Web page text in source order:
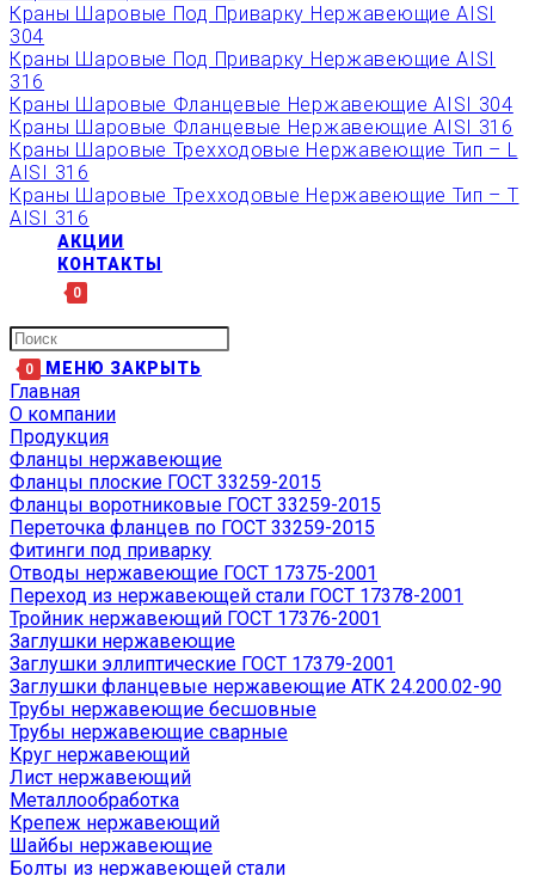
Краны Шаровые Под Приварку Нержавеющие AISI
304
Краны Шаровые Под Приварку Нержавеющие AISI
316
Краны Шаровые Фланцевые Нержавеющие AISI 304
Краны Шаровые Фланцевые Нержавеющие AISI 316
Краны Шаровые Трехходовые Нержавеющие Тип – L
AISI 316
Краны Шаровые Трехходовые Нержавеющие Тип – T
AISI 316
АКЦИИ
КОНТАКТЫ
0
Искать:
0 МЕНЮ ЗАКРЫТЬ
Главная
О компании
Продукция
Фланцы нержавеющие
Фланцы плоские ГОСТ 33259-2015
Фланцы воротниковые ГОСТ 33259-2015
Переточка фланцев по ГОСТ 33259-2015
Фитинги под приварку
Отводы нержавеющие ГОСТ 17375-2001
Переход из нержавеющей стали ГОСТ 17378-2001
Тройник нержавеющий ГОСТ 17376-2001
Заглушки нержавеющие
Заглушки эллиптические ГОСТ 17379-2001
Заглушки фланцевые нержавеющие АТК 24.200.02-90
Трубы нержавеющие бесшовные
Трубы нержавеющие сварные
Круг нержавеющий
Лист нержавеющий
Металлообработка
Крепеж нержавеющий
Шайбы нержавеющие
Болты из нержавеющей стали